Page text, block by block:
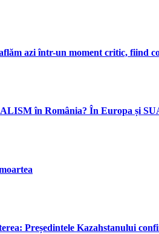
azi într-un moment critic, fiind
în România? În Europa și
Președintele Kazahstanului